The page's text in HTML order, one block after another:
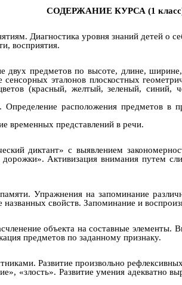
СОДЕРЖАНИЕ КУРСА (1
Диагностика уровня знаний детей о
восприятия.
предметов по высоте, длине,
эталонов плоскостных
(красный, желтый, зеленый,
расположения предметов
временных представлений в речи.
диктант» с выявлением
Активизация внимания путем
Упражнения на запоминание
свойств. Запоминание и
объекта на составные
предметов по заданному признаку.
Развитие произвольно
«злость». Развитие умения адекватно